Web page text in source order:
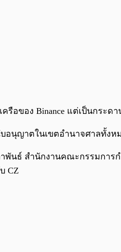
ครือของ Binance แต่เป็นกร
บอนุญาตในเขตอำนาจศาลทั้
พันธ์ สำนักงานคณะกรรมการ
CZ